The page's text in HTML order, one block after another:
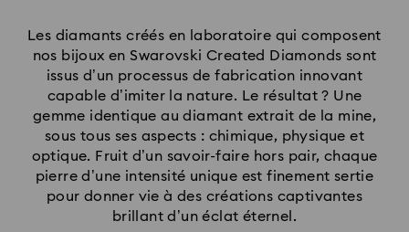
Les diamants créés en laboratoire qui composent
nos bijoux en Swarovski Created Diamonds sont
issus d’un processus de fabrication innovant
capable d’imiter la nature. Le résultat ? Une
gemme identique au diamant extrait de la mine,
sous tous ses aspects : chimique, physique et
optique. Fruit d’un savoir-faire hors pair, chaque
pierre d’une intensité unique est finement sertie
pour donner vie à des créations captivantes
brillant d’un éclat éternel.